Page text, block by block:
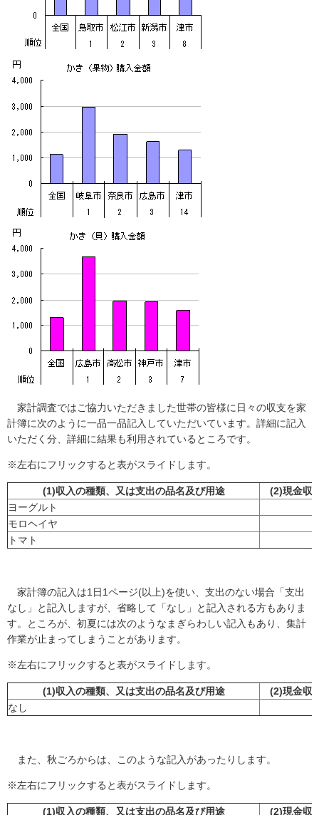
家計調査ではご協力いただきました世帯の皆様に日々の収支を家
計簿に次のように一品一品記入していただいています。詳細に記入
いただく分、詳細に結果も利用されているところです。
※左右にフリックすると表がスライドします。
(1)収入の種類、又は支出の品名及び用途
(2)現金収
ヨーグルト
モロヘイヤ
トマト
家計簿の記入は1日1ページ(以上)を使い、支出のない場合「支出
なし」と記入しますが、省略して「なし」と記入される方もありま
す。ところが、初夏には次のようなまぎらわしい記入もあり、集計
作業が止まってしまうことがあります。
※左右にフリックすると表がスライドします。
(1)収入の種類、又は支出の品名及び用途
(2)現金収
なし
また、秋ごろからは、このような記入があったりします。
※左右にフリックすると表がスライドします。
(1)収入の種類、又は支出の品名及び用途
(2)現金収